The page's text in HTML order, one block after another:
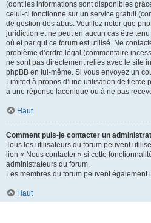
(dont les informations sont disponibles
celui-ci fonctionne sur un service gratuit
de gestion des abus. Veuillez noter que
juridiction et ne peut en aucun cas être
où et par qui ce forum est utilisé. Ne
problème d’ordre légal (commentaire
ne sont pas directement reliés avec le site
phpBB en lui-même. Si vous envoyez un
Limited à propos d’une utilisation de tierce
à une réponse laconique ou à ne pas
Haut
Comment puis-je contacter un
Tous les utilisateurs du forum peuvent
lien « Nous contacter » si cette
administrateurs du forum.
Les membres du forum peuvent également
Haut